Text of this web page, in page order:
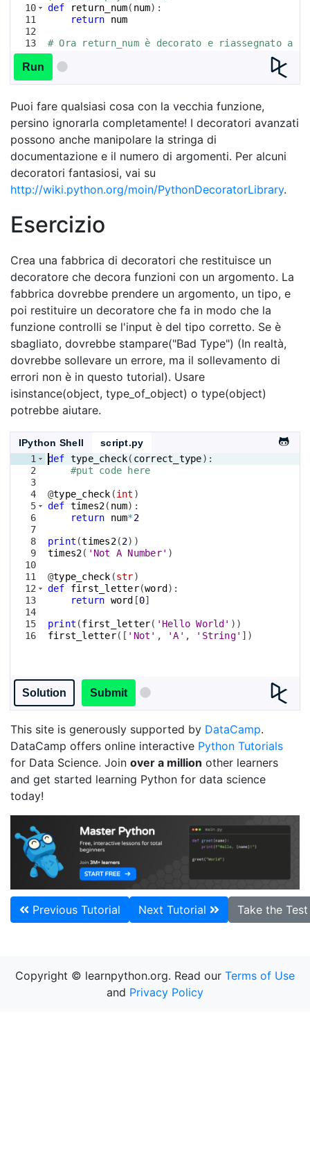
10
11
12
13
14
def
return_num( num) :
return
num
# Ora return_num è decorato e riassegnato a
se stesso
return_num
Run
Puoi fare qualsiasi cosa con la vecchia funzione,
persino ignorarla completamente! I decoratori avanzati
possono anche manipolare la stringa di
documentazione e il numero di argomenti. Per alcuni
decoratori fantasiosi, vai su
http://wiki.python.org/moin/PythonDecoratorLibrary.
Esercizio
Crea una fabbrica di decoratori che restituisce un
decoratore che decora funzioni con un argomento. La
fabbrica dovrebbe prendere un argomento, un tipo, e
poi restituire un decoratore che fa in modo che la
funzione controlli se l'input è del tipo corretto. Se è
sbagliato, dovrebbe stampare("Bad Type") (In realtà,
dovrebbe sollevare un errore, ma il sollevamento di
errori non è in questo tutorial). Usare
isinstance(object, type_of_object) o type(object)
potrebbe aiutare.
IPython Shell
script.py
1
2
3
4
5
6
7
8
9
10
11
12
13
14
15
16
def type_check( correct_type) :
#put code here
@type_check (int )
def times2( num) :
return
num*2
print (times2(2))
times2( 'Not A Number' )
@type_check (str)
def
first_letter(word ) :
return word [0]
print (first_letter( 'Hello World' ))
first_letter([ 'Not' , 'A' , 'String' ])
Solution Submit
This site is generously supported by DataCamp.
DataCamp offers online interactive Python Tutorials
for Data Science. Join over a million other learners
and get started learning Python for data science
today!
Previous Tutorial Next Tutorial Take the
Copyright © learnpython.org. Read our Terms of Use
and Privacy Policy